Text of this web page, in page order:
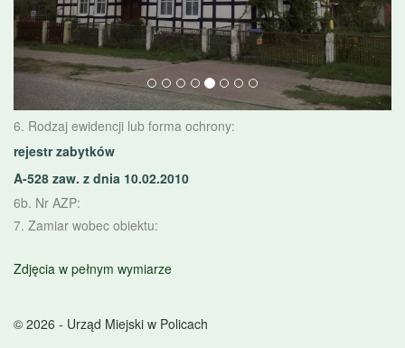
6. Rodzaj ewidencji lub forma ochrony:
rejestr zabytków
A-528 zaw. z dnia 10.02.2010
6b. Nr AZP:
7. Zamiar wobec obiektu:
Zdjęcia w pełnym wymiarze
© 2026 - Urząd Miejski w Policach